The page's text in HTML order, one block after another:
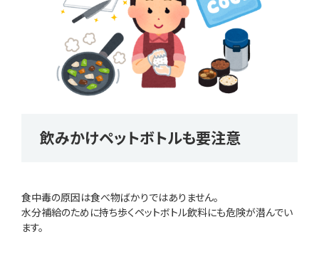
飲みかけペットボトルも要注意
食中毒の原因は食べ物ばかりではありません。
水分補給のために持ち歩くペットボトル飲料にも危険が潜んでい
ます。